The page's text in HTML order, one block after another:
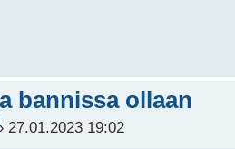
bannissa ollaan
27.01.2023 19:02